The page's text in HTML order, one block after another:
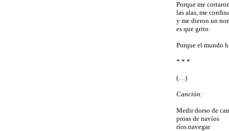
Porque me
las alas, me
y me dieron un
es que grito.
Porque el mundo
* * *
(…)
Canción:
Medir dorso de
proas de navíos
ríos navegar